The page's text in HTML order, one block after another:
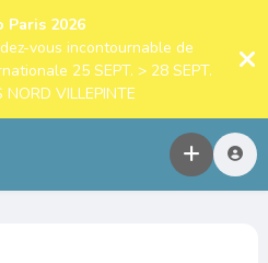
Paris 2026
vous incontournable de
25 SEPT. > 28 SEPT.
VILLEPINTE